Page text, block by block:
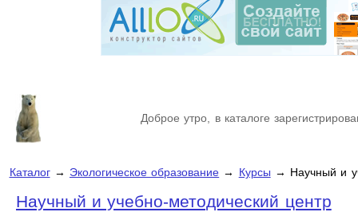
Доброе утро, в каталоге
Каталог→ Экологическое образование → Курсы → Научный и
Научный и учебно-методический центр